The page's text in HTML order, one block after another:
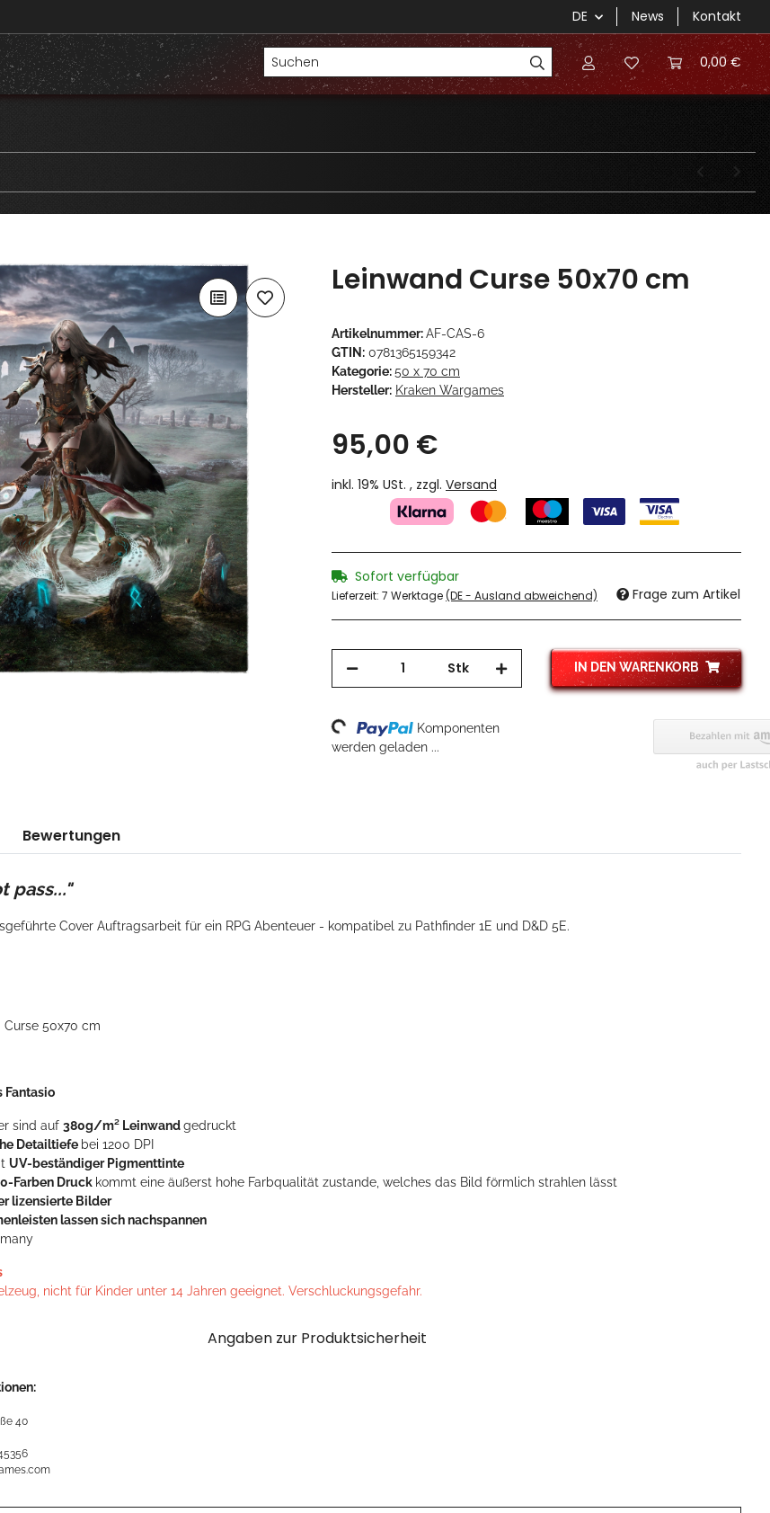
DE News Kontakt
0,00 €
Leinwand Curse 50x70 cm
Artikelnummer:AF-CAS-6
GTIN: 0781365159342
Kategorie:50 x 70 cm
Hersteller: Kraken Wargames
95,00 €
inkl. 19% USt. , zzgl. Versand
Sofort verfügbar
Lieferzeit: 7 Werktage(DE - Ausland abweichend) Frage zum Artikel
Stk IN DEN WARENKORB
Loading...
Komponenten
werden geladen ...
Bewertungen
pass..."
Cover Auftragsarbeit für ein RPG Abenteuer - kompatibel zu Pathfinder 1E und D&D 5E.
Curse 50x70 cm
Fantasio
sind auf 380g/m² Leinwandgedruckt
Detailtiefe bei 1200 DPI
UV-beständiger Pigmenttinte
Farben Druck kommt eine äußerst hohe Farbqualität zustande, welches das Bild förmlich strahlen lässt
lizensierte Bilder
lassen sich nachspannen
nicht für Kinder unter 14 Jahren geeignet. Verschluckungsgefahr.
Angaben zur Produktsicherheit
40